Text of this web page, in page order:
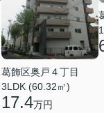
葛飾区奥戸４丁目
3LDK (60.32㎡)
17.4万円